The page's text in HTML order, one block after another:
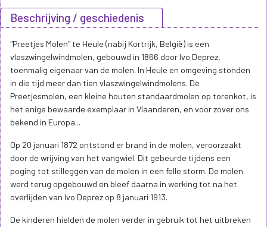
Beschrijving / geschiedenis
"Preetjes Molen" te Heule (nabij Kortrijk, België) is een
vlaszwingelwindmolen, gebouwd in 1866 door Ivo Deprez,
toenmalig eigenaar van de molen. In Heule en omgeving stonden
in die tijd meer dan tien vlaszwingelwindmolens. De
Preetjesmolen, een kleine houten standaardmolen op torenkot, is
het enige bewaarde exemplaar in Vlaanderen, en voor zover ons
bekend in Europa...
Op 20 januari 1872 ontstond er brand in de molen, veroorzaakt
door de wrijving van het vangwiel. Dit gebeurde tijdens een
poging tot stilleggen van de molen in een felle storm. De molen
werd terug opgebouwd en bleef daarna in werking tot na het
overlijden van Ivo Deprez op 8 januari 1913.
De kinderen hielden de molen verder in gebruik tot het uitbreken